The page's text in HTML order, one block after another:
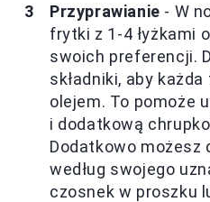
Przyprawianie - W
frytki z 1-4 łyżkami
swoich preferencji.
składniki, aby
olejem. To pomoże
i dodatkową
Dodatkowo możesz
według swojego
czosnek w proszku